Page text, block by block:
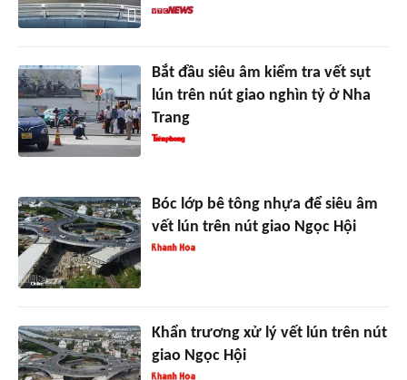
Bắt đầu siêu âm kiểm tra vết sụt
lún trên nút giao nghìn tỷ ở Nha
Trang
Bóc lớp bê tông nhựa để siêu âm
vết lún trên nút giao Ngọc Hội
Khẩn trương xử lý vết lún trên nút
giao Ngọc Hội